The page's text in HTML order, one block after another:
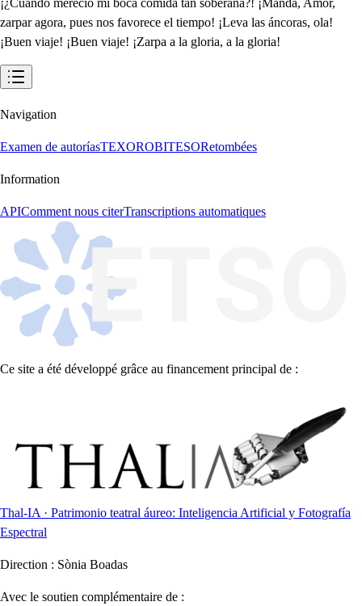
Navigation
Examen de autoríasTEXOROBITESORetombées
Information
APIComment nous citerTranscriptions automatiques
Ce site a été développé grâce au financement principal de :
Thal-IA · Patrimonio teatral áureo: Inteligencia Artificial y Fotografía
Espectral
Direction : Sònia Boadas
Avec le soutien complémentaire de :